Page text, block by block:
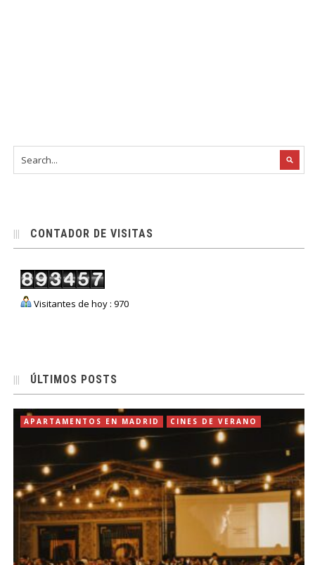
CONTADOR DE VISITAS
Visitantes de hoy : 970
ÚLTIMOS POSTS
APARTAMENTOS EN MADRID CINES DE VERANO